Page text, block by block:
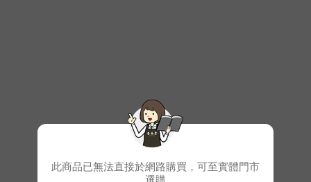
此商品已無法直接於網路購買，可至實體門市
選購